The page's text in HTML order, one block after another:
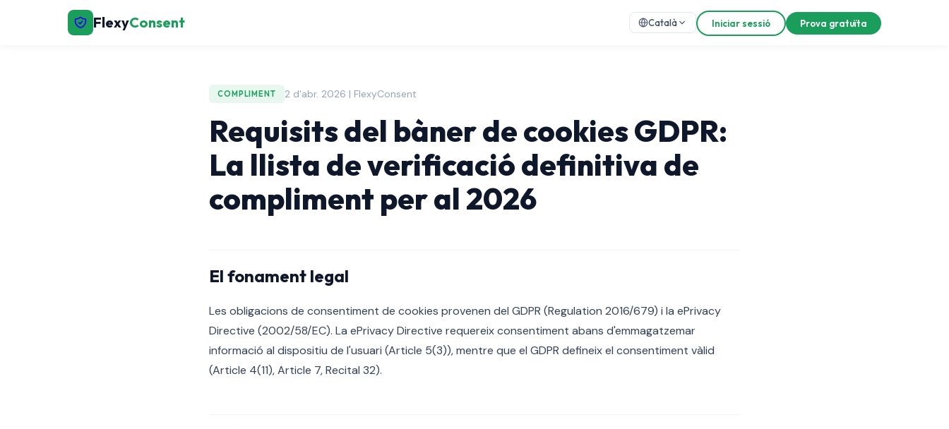
FlexyConsent Català Iniciar sessió Prova gratuïta
COMPLIMENT 2 d'abr. 2026 | FlexyConsent
Requisits del bàner de cookies GDPR:
La llista de verificació definitiva de
compliment per al 2026
El fonament legal
Les obligacions de consentiment de cookies provenen del GDPR (Regulation 2016/679) i la ePrivacy
Directive (2002/58/EC). La ePrivacy Directive requereix consentiment abans d'emmagatzemar
informació al dispositiu de l'usuari (Article 5(3)), mentre que el GDPR defineix el consentiment vàlid
(Article 4(11), Article 7, Recital 32).